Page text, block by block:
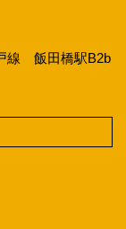
線 飯田橋駅B2b